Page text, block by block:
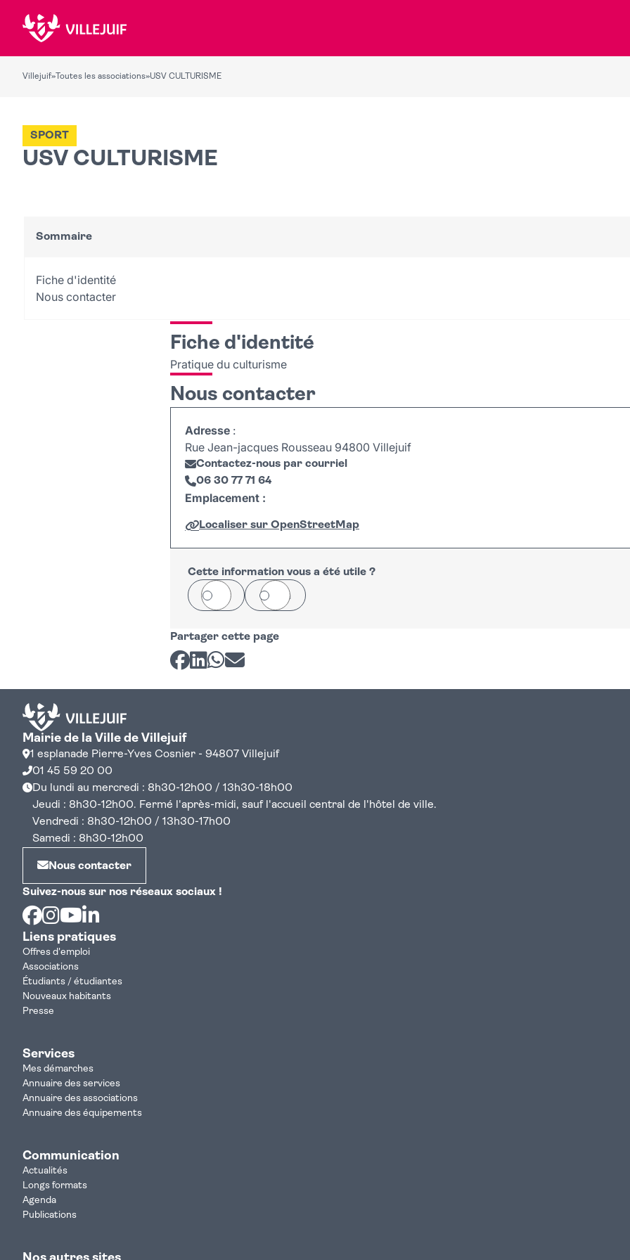
Villejuif» Toutes les associations»USV CULTURISME
USV CULTURISME
SPORT
Sommaire
Fiche d'identité
Nous contacter
Fiche d'identité
Pratique du culturisme
Nous contacter
Adresse :
Rue Jean-jacques Rousseau 94800 Villejuif
Contactez-nous par courriel
06 30 77 71 64
Emplacement :
Localiser sur OpenStreetMap
+
−
Cette information vous a été utile ?
Oui Non
Partager cette page
Partager sur Facebook
Partager sur LinkedIn
Partager sur Whatsapp
Partager par courriel
Mairie de la Ville de Villejuif
1 esplanade Pierre-Yves Cosnier - 94807 Villejuif
01 45 59 20 00
Du lundi au mercredi : 8h30-12h00 / 13h30-18h00
Jeudi : 8h30-12h00. Fermé l'après-midi, sauf l'accueil central de l'hôtel de ville.
Vendredi : 8h30-12h00 / 13h30-17h00
Samedi : 8h30-12h00
Nous contacter
Suivez-nous sur nos réseaux sociaux !
Facebook
Instagram
Youtube
Liens pratiques
Offres d'emploi
Associations
Étudiants / étudiantes
Nouveaux habitants
Presse
Services
Mes démarches
Annuaire des services
Annuaire des associations
Annuaire des équipements
Communication
Actualités
Longs formats
Agenda
Publications